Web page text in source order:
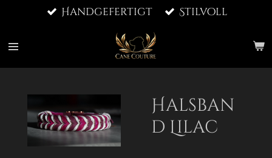
springen
Handgefertigt Stilvoll
Halsban
d Lilac